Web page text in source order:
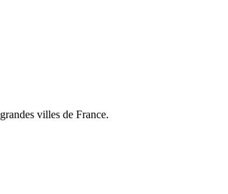
villes de France.